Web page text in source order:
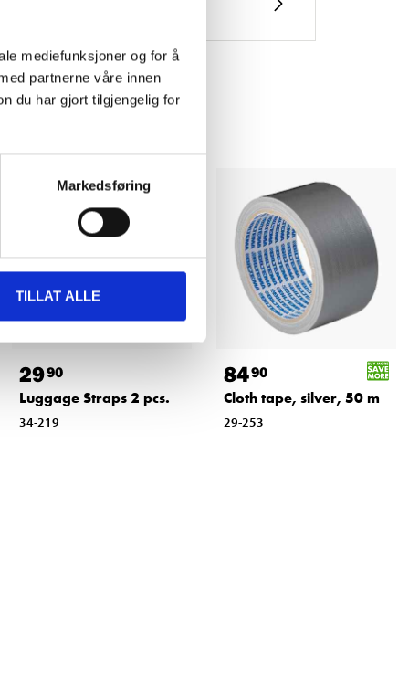
mediefunksjoner og for å
partnerne våre innen
du har gjort tilgjengelig for
Markedsføring
TILLAT ALLE
2990
Luggage Straps 2 pcs.
34-219
8490
Cloth tape, silver, 50 m
29-253